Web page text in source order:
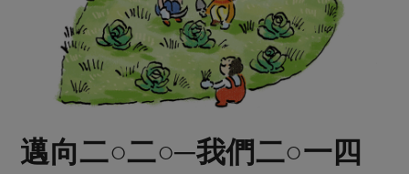
奶蛋豆・五穀
乳製品
豆製品 米麵雜糧
肉品・水產
常備菜
蛋料理
把最好的台灣味帶回家！
防災用品預購圓滿結束
2026年端午節預購圓滿結束
更多預購活動
當季產品
觀點文章
主婦食堂 一籃菜真心話
社內大小事 合作聯合國
樂齡生活 親子食育
關於合作社
認識合作社
關於我們
合作社組織
員工與求才
重要公告
邁向二○二○─我們二○一四